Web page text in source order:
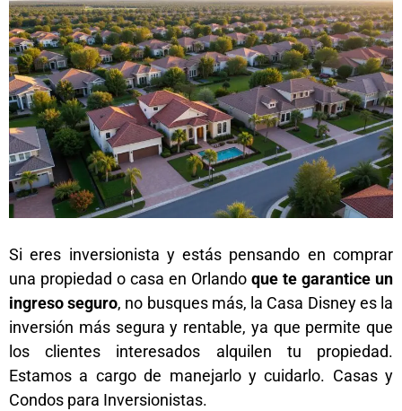
Si eres inversionista y estás pensando en comprar
una propiedad o casa en Orlando que te garantice un
ingreso seguro, no busques más, la Casa Disney es la
inversión más segura y rentable, ya que permite que
los clientes interesados alquilen tu propiedad.
Estamos a cargo de manejarlo y cuidarlo. Casas y
Condos para Inversionistas.